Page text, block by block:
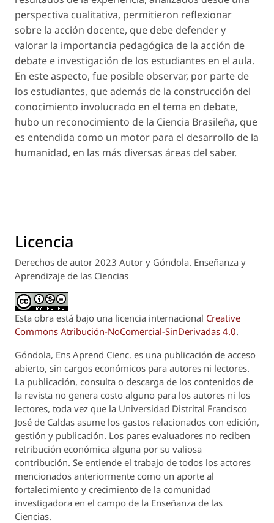
perspectiva cualitativa, permitieron reflexionar
sobre la acción docente, que debe defender y
valorar la importancia pedagógica de la acción de
debate e investigación de los estudiantes en el aula.
En este aspecto, fue posible observar, por parte de
los estudiantes, que además de la construcción del
conocimiento involucrado en el tema en debate,
hubo un reconocimiento de la Ciencia Brasileña, que
es entendida como un motor para el desarrollo de la
humanidad, en las más diversas áreas del saber.
Licencia
Derechos de autor 2023 Autor y Góndola. Enseñanza y
Aprendizaje de las Ciencias
Esta obra está bajo una licencia internacional Creative
Commons Atribución-NoComercial-SinDerivadas 4.0.
Góndola, Ens Aprend Cienc. es una publicación de acceso
abierto, sin cargos económicos para autores ni lectores.
La publicación, consulta o descarga de los contenidos de
la revista no genera costo alguno para los autores ni los
lectores, toda vez que la Universidad Distrital Francisco
José de Caldas asume los gastos relacionados con edición,
gestión y publicación. Los pares evaluadores no reciben
retribución económica alguna por su valiosa
contribución. Se entiende el trabajo de todos los actores
mencionados anteriormente como un aporte al
fortalecimiento y crecimiento de la comunidad
investigadora en el campo de la Enseñanza de las
Ciencias.